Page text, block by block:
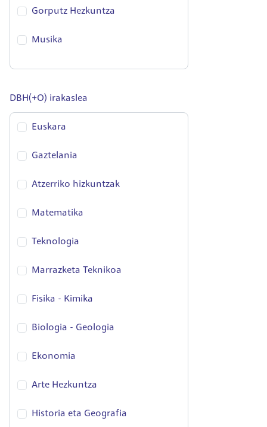
Gorputz Hezkuntza
Musika
DBH(+O) irakaslea
Euskara
Gaztelania
Atzerriko hizkuntzak
Matematika
Teknologia
Marrazketa Teknikoa
Fisika - Kimika
Biologia - Geologia
Ekonomia
Arte Hezkuntza
Historia eta Geografia